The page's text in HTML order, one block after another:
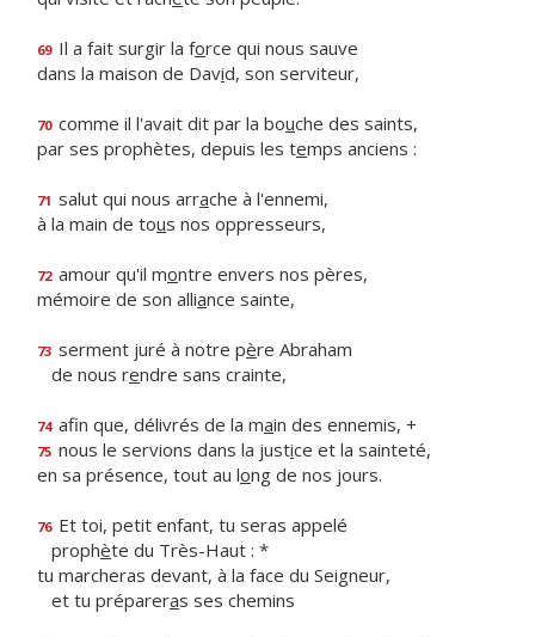
69 Il a fait surgir la force qui nous sauve
dans la maison de David, son serviteur,
70 comme il l'avait dit par la bouche des saints,
par ses prophètes, depuis les temps anciens :
71 salut qui nous arrache à l'ennemi,
à la main de tous nos oppresseurs,
72 amour qu'il montre envers nos pères,
mémoire de son alliance sainte,
73 serment juré à notre père Abraham
de nous rendre sans crainte,
74 afin que, délivrés de la main des ennemis, +
75 nous le servions dans la justice et la sainteté,
en sa présence, tout au long de nos jours.
76 Et toi, petit enfant, tu seras appelé
prophète du Très-Haut : *
tu marcheras devant, à la face du Seigneur,
et tu prépareras ses chemins